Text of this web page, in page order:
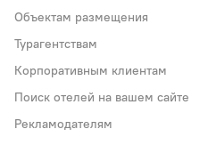
Объектам размещения
Турагентствам
Корпоративным клиентам
Поиск отелей на вашем сайте
Рекламодателям